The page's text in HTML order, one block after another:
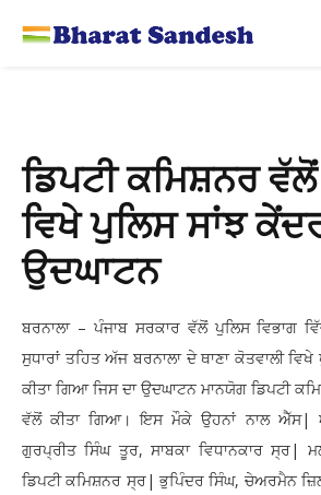
ਡਿਪਟੀ ਕਮਿਸ਼ਨਰ
ਵਿਖੇ ਪੁਲਿਸ ਸਾਂਝ
ਉਦਘਾਟਨ
ਬਰਨਾਲਾ – ਪੰਜਾਬ ਸਰਕਾਰ ਵੱਲੋਂ ਪੁਲਿਸ ਵਿਭਾਗ
ਸੁਧਾਰਾਂ ਤਹਿਤ ਅੱਜ ਬਰਨਾਲਾ ਦੇ ਥਾਣਾ ਕੋਤਵਾਲੀ
ਕੀਤਾ ਗਿਆ ਜਿਸ ਦਾ ਉਦਘਾਟਨ ਮਾਨਯੋਗ ਡਿਪਟੀ
ਵੱਲੋਂ ਕੀਤਾ ਗਿਆ। ਇਸ ਮੌਕੇ ਉਹਨਾਂ ਨਾਲ ਐੱਸ|
ਗੁਰਪ੍ਰੀਤ ਸਿੰਘ ਤੂਰ, ਸਾਬਕਾ ਵਿਧਾਨਕਾਰ ਸ੍ਰ|
ਡਿਪਟੀ ਕਮਿਸ਼ਨਰ ਸ੍ਰ| ਭੁਪਿੰਦਰ ਸਿੰਘ, ਚੇਅਰਮੈਨ